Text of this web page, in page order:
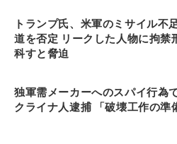
トランプ氏、米軍のミサイル不
道を否定 リークした人物に拘禁
科すと脅迫
独軍需メーカーへのスパイ行為
クライナ人逮捕 「破壊工作の準